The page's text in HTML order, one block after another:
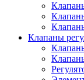
Клапаны